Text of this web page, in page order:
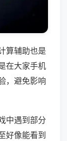
算辅助也是
在大家手机
，避免影响
中遇到部分
好像能看到